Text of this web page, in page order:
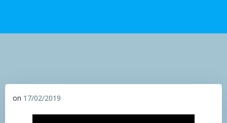
on 17/02/2019